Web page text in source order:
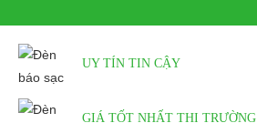
UY TÍN TIN CẬY
GIÁ TỐT NHẤT THỊ TRƯỜNG